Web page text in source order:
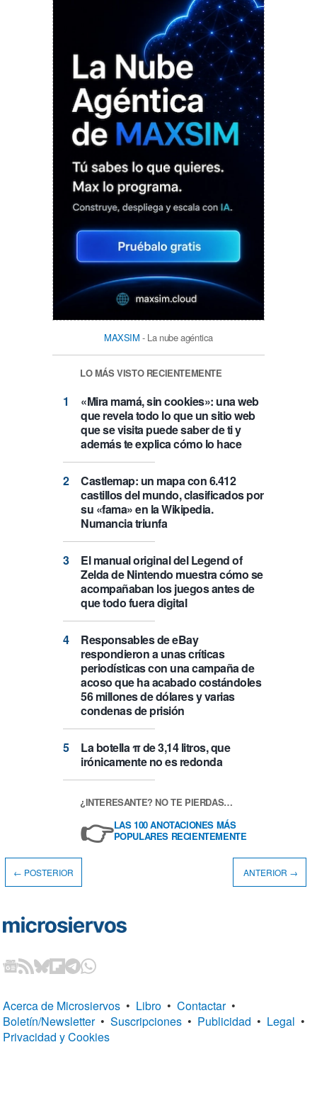
MAXSIM - La nube agéntica
LO MÁS VISTO RECIENTEMENTE
«Mira mamá, sin cookies»: una web
que revela todo lo que un sitio web
que se visita puede saber de ti y
además te explica cómo lo hace
Castlemap: un mapa con 6.412
castillos del mundo, clasificados por
su «fama» en la Wikipedia.
Numancia triunfa
El manual original del Legend of
Zelda de Nintendo muestra cómo se
acompañaban los juegos antes de
que todo fuera digital
Responsables de eBay
respondieron a unas críticas
periodísticas con una campaña de
acoso que ha acabado costándoles
56 millones de dólares y varias
condenas de prisión
La botella π de 3,14 litros, que
irónicamente no es redonda
¿INTERESANTE? NO TE PIERDAS…
👉LAS 100 ANOTACIONES MÁS
POPULARES RECIENTEMENTE
← POSTERIOR ANTERIOR →
Acerca de Microsiervos • Libro • Contactar •
Boletín/Newsletter • Suscripciones • Publicidad • Legal •
Privacidad y Cookies